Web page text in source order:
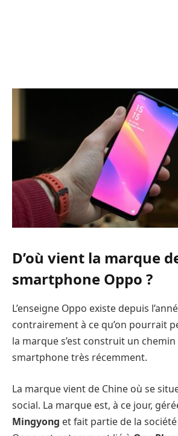
D’où vient la marque
smartphone Oppo ?
L’enseigne Oppo existe depuis
contrairement à ce qu’on pourrait
la marque s’est construit un
smartphone très récemment.
La marque vient de Chine où se
social. La marque est, à ce jour,
Mingyong et fait partie de la société